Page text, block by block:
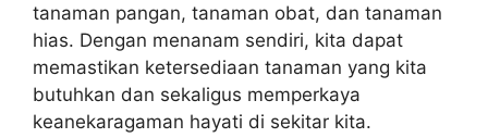
tanaman pangan, tanaman obat, dan tanaman
hias. Dengan menanam sendiri, kita dapat
memastikan ketersediaan tanaman yang kita
butuhkan dan sekaligus memperkaya
keanekaragaman hayati di sekitar kita.